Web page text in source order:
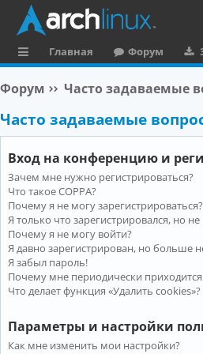
ы
л
Главная Форум
Форум Часто задаваемые
Часто задаваемые
Вход на конференцию и
Зачем мне нужно регистрироваться?
Что такое COPPA?
Почему я не могу зарегистрироваться?
Я только что зарегистрировался, но
Почему я не могу войти?
Я давно зарегистрирован, но больше
Я забыл пароль!
Почему мне периодически
Что делает функция «Удалить cookies»?
Параметры и настройки
Как мне изменить мои настройки?